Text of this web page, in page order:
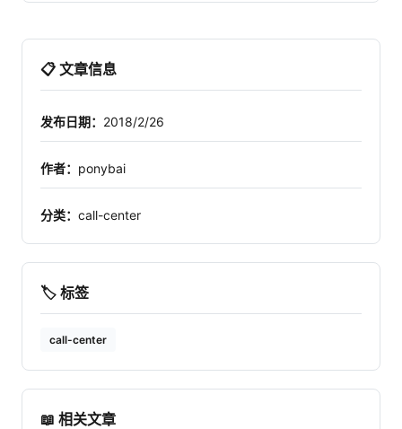
📋 文章信息
发布日期： 2018/2/26
作者： ponybai
分类： call-center
🏷️ 标签
call-center
📖 相关文章